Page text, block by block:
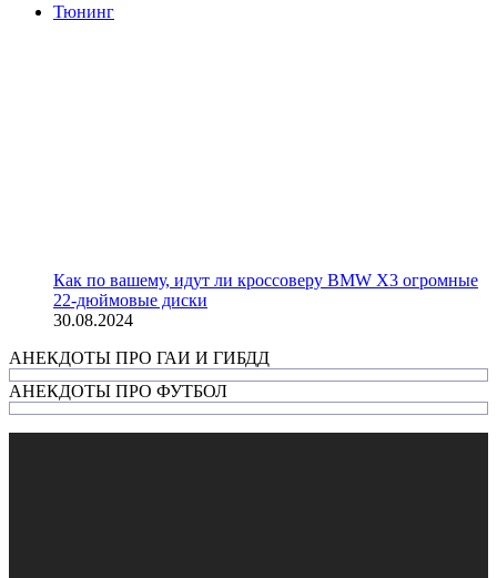
Тюнинг
Как по вашему, идут ли кроссоверу BMW X3 огромные
22-дюймовые диски
30.08.2024
АНЕКДОТЫ ПРО ГАИ И ГИБДД
АНЕКДОТЫ ПРО ФУТБОЛ